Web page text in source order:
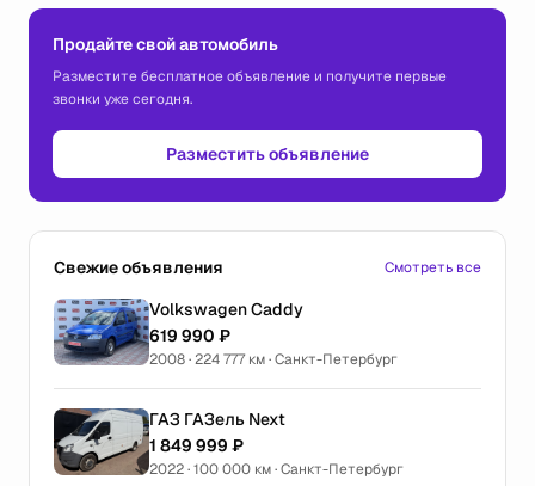
Продайте свой автомобиль
Разместите бесплатное объявление и получите первые
звонки уже сегодня.
Разместить объявление
Свежие объявления Смотреть все
Volkswagen Caddy
619 990 ₽
2008 · 224 777 км · Санкт-Петербург
ГАЗ ГАЗель Next
1 849 999 ₽
2022 · 100 000 км · Санкт-Петербург